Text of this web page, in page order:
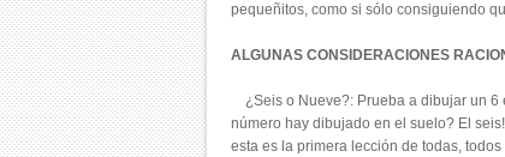
pequeñitos, como si sólo consiguiendo
ALGUNAS CONSIDERACIONES
¿Seis o Nueve?: Prueba a dibujar un 6
número hay dibujado en el suelo? El
esta es la primera lección de todas,